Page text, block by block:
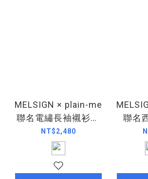
MELSIGN × plain-me
聯名電繡長袖襯衫｜
Stain Trim Pocket
Shirt（25AW）
NT$2,480
聯名